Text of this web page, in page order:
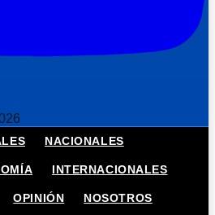
NACIONALES
INTERNACIONALES
OPINIÓN NOSOTROS